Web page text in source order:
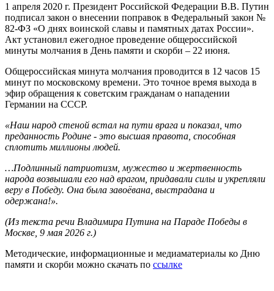
1 апреля 2020 г. Президент Российской Федерации В.В. Путин
подписал закон о внесении поправок в Федеральный закон №
82-ФЗ «О днях воинской славы и памятных датах России».
Акт установил ежегодное проведение общероссийской
минуты молчания в День памяти и скорби – 22 июня.
Общероссийская минута молчания проводится в 12 часов 15
минут по московскому времени. Это точное время выхода в
эфир обращения к советским гражданам о нападении
Германии на СССР.
«Наш народ стеной встал на пути врага и показал, что
преданность Родине - это высшая правота, способная
сплотить миллионы людей.
…Подлинный патриотизм, мужество и жертвенность
народа возвышали его над врагом, придавали силы и укрепляли
веру в Победу. Она была завоёвана, выстрадана и
одержана!».
(Из текста речи Владимира Путина на Параде Победы в
Москве, 9 мая 2026 г.)
Методические, информационные и медиаматериалы ко Дню
памяти и скорби можно скачать по ссылке